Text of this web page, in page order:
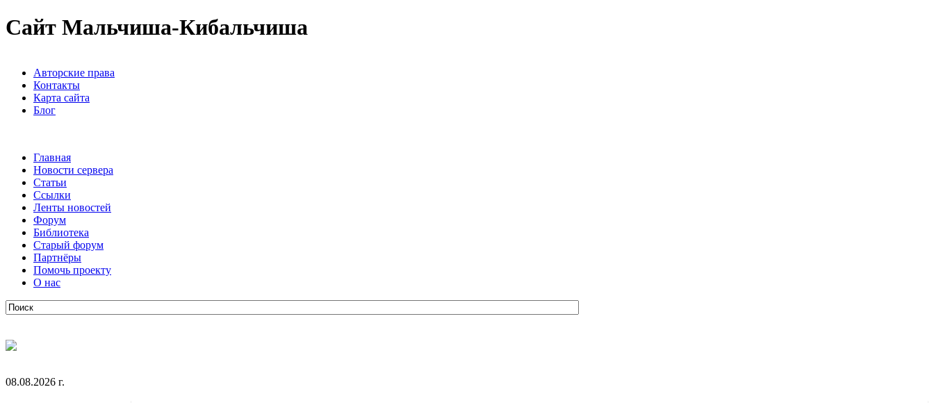
Сайт Мальчиша-Кибальчиша
Авторские права
Контакты
Карта сайта
Блог
Главная
Новости сервера
Статьи
Ссылки
Ленты новостей
Форум
Библиотека
Старый форум
Партнёры
Помочь проекту
О нас
08.08.2026 г.